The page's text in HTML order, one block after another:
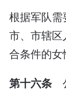
根据军队
市、市辖
合条件的女
第十六条